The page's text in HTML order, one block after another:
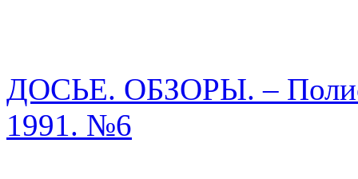
ДОСЬЕ. ОБЗОРЫ. – Полис.
1991. №6